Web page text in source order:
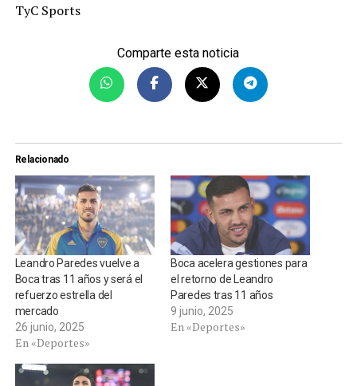
TyC Sports
Comparte esta noticia
Relacionado
Leandro Paredes vuelve a
Boca tras 11 años y será el
refuerzo estrella del
mercado
26 junio, 2025
En «Deportes»
Boca acelera gestiones para
el retorno de Leandro
Paredes tras 11 años
9 junio, 2025
En «Deportes»